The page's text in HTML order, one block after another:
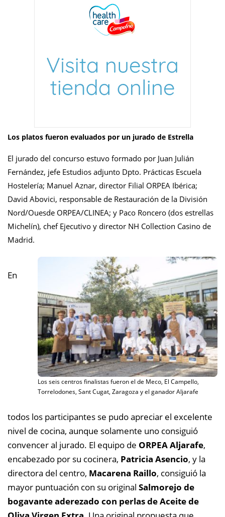
Los platos fueron evaluados por un jurado de Estrella
El jurado del concurso estuvo formado por Juan Julián
Fernández, jefe Estudios adjunto Dpto. Prácticas Escuela
Hostelería; Manuel Aznar, director Filial ORPEA Ibérica;
David Abovici, responsable de Restauración de la División
Nord/Ouesde ORPEA/CLINEA; y Paco Roncero (dos estrellas
Michelín), chef Ejecutivo y director NH Collection Casino de
Madrid.
Los seis centros finalistas fueron el de Meco, El Campello,
Torrelodones, Sant Cugat, Zaragoza y el ganador Aljarafe
En
todos los participantes se pudo apreciar el excelente
nivel de cocina, aunque solamente uno consiguió
convencer al jurado. El equipo de ORPEA Aljarafe,
encabezado por su cocinera, Patricia Asencio, y la
directora del centro, Macarena Raillo, consiguió la
mayor puntuación con su original Salmorejo de
bogavante aderezado con perlas de Aceite de